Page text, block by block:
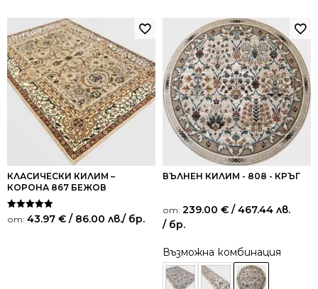
КЛАСИЧЕСКИ КИЛИМ –
КОРОНА 867 БЕЖОВ
Оценено на
5.00
от: 43.97 € / 86.00 лв./ бр.
ВЪЛНЕН КИЛИМ - 808 - КРЪГ
от: 239.00 € / 467.44 лв.
/ бр.
Възможна комбинация